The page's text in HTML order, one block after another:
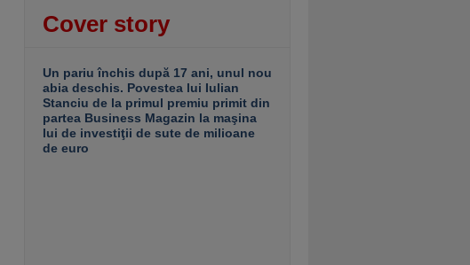
Cover story
Un pariu închis după 17 ani, unul nou
abia deschis. Povestea lui Iulian
Stanciu de la primul premiu primit din
partea Business Magazin la maşina
lui de investiţii de sute de milioane
de euro